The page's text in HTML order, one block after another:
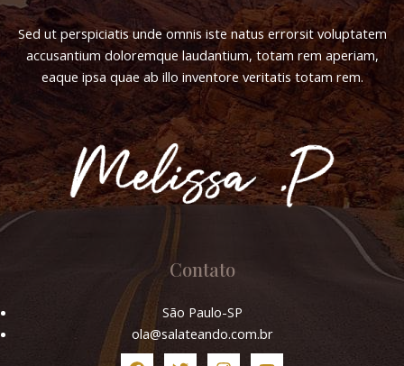
Sed ut perspiciatis unde omnis iste natus errorsit voluptatem
accusantium doloremque laudantium, totam rem aperiam,
eaque ipsa quae ab illo inventore veritatis totam rem.
Contato
São Paulo-SP
ola@salateando.com.br